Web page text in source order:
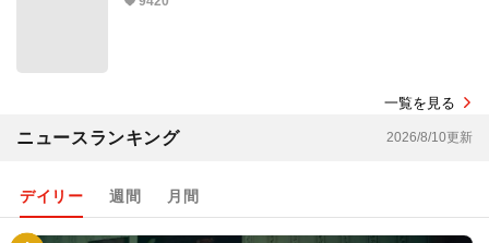
一覧を見る
ニュースランキング 2026/8/10更新
デイリー 週間 月間